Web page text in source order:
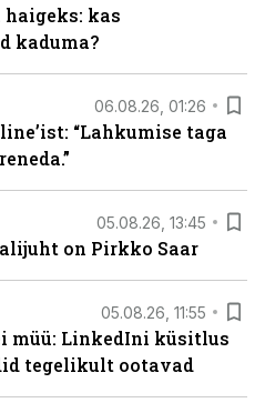
kas
kaduma?
06.08.26, 01:26
“Lahkumise taga
05.08.26, 13:45
on Pirkko Saar
05.08.26, 11:55
müü: LinkedIni küsitlus
tegelikult ootavad